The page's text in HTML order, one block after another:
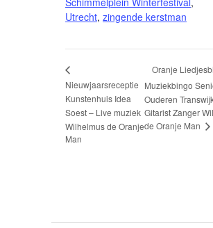
Utrecht, zingende kerstman
Nieuwjaarsreceptie
Kunstenhuis Idea
Soest – Live muziek
Wilhelmus de Oranje
Man
Oranje
Muziekbingo
Ouderen
Gitarist Zanger
de Oranje Man